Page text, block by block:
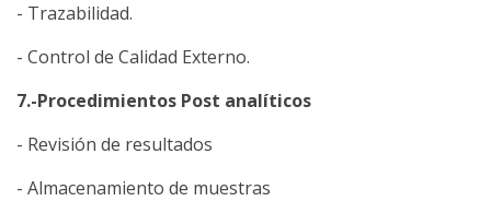
- Trazabilidad.
- Control de Calidad Externo.
7.-Procedimientos Post analíticos
- Revisión de resultados
- Almacenamiento de muestras